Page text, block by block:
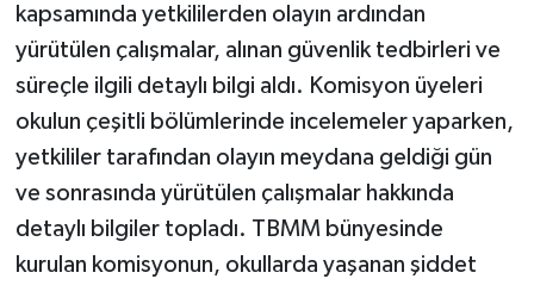
kapsamında yetkililerden olayın ardından
yürütülen çalışmalar, alınan güvenlik tedbirleri ve
süreçle ilgili detaylı bilgi aldı. Komisyon üyeleri
okulun çeşitli bölümlerinde incelemeler yaparken,
yetkililer tarafından olayın meydana geldiği gün
ve sonrasında yürütülen çalışmalar hakkında
detaylı bilgiler topladı. TBMM bünyesinde
kurulan komisyonun, okullarda yaşanan şiddet